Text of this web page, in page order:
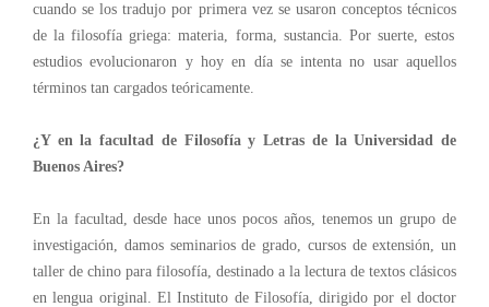
cuando se los tradujo por primera vez se usaron conceptos técnicos
de la filosofía griega: materia, forma, sustancia. Por suerte, estos
estudios evolucionaron y hoy en día se intenta no usar aquellos
términos tan cargados teóricamente.
¿Y en la facultad de Filosofía y Letras de la Universidad de
Buenos Aires?
En la facultad, desde hace unos pocos años, tenemos un grupo de
investigación, damos seminarios de grado, cursos de extensión, un
taller de chino para filosofía, destinado a la lectura de textos clásicos
en lengua original. El Instituto de Filosofía, dirigido por el doctor